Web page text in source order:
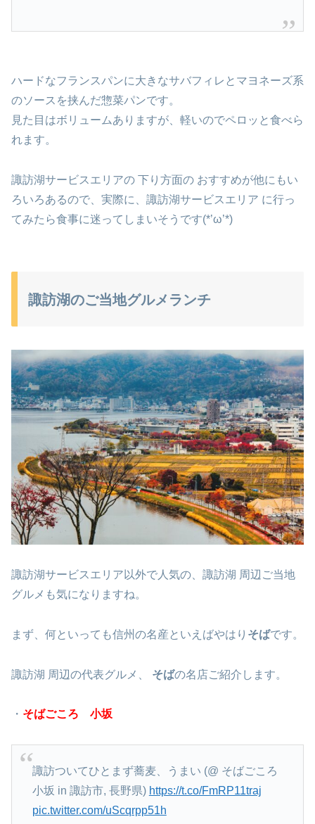
ハードなフランスパンに大きなサバフィレとマヨネーズ系
のソースを挟んだ惣菜パンです。
見た目はボリュームありますが、軽いのでペロッと食べら
れます。
諏訪湖サービスエリアの 下り方面の おすすめが他にもい
ろいろあるので、実際に、諏訪湖サービスエリア に行っ
てみたら食事に迷ってしまいそうです(*’ω’*)
諏訪湖のご当地グルメランチ
諏訪湖サービスエリア 以外で人気の、諏訪湖 周辺ご当地
グルメも気になりますね。
まず、何といっても信州の名産といえばやはり そばです。
諏訪湖 周辺の代表グルメ、 そばの名店ご紹介します。
・ そばごころ 小坂
諏訪ついてひとまず蕎麦、うまい (@ そばごころ
小坂 in 諏訪市, 長野県) https://t.co/FmRP11traj
pic.twitter.com/uScqrpp51h